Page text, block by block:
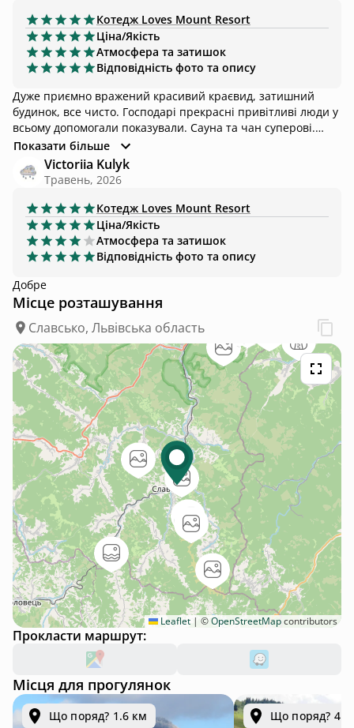
Котедж Loves Mount Resort
Ціна/Якість
Атмосфера та затишок
Відповідність фото та опису
Дуже приємно вражений красивий краєвид, затишний
будинок, все чисто. Господарі прекрасні привітливі люди у
всьому допомогали показували. Сауна та чан суперові.
Задоволені на всі 100%. Рекомендую всім!
Показати більше
Victoriia Kulyk
Травень, 2026
Котедж Loves Mount Resort
Ціна/Якість
Атмосфера та затишок
Відповідність фото та опису
Добре
Місце розташування
Славсько, Львівська область
Leaflet | ©OpenStreetMapcontributors
Прокласти маршрут:
Місця для прогулянок
Що поряд? 1.6 км Що поряд? 4.9